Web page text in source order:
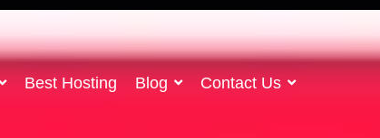
Best Hosting Blog Contact Us